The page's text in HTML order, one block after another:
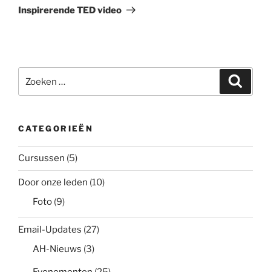
bericht
Inspirerende TED video
naar:
CATEGORIEËN
Cursussen (5)
Door onze leden (10)
Foto (9)
Email-Updates (27)
AH-Nieuws (3)